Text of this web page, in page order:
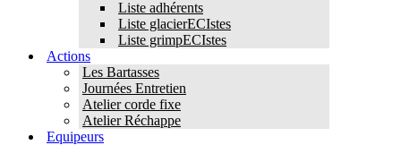
Liste adhérents
Liste glacierECIstes
Liste grimpECIstes
Actions
Les Bartasses
Journées Entretien
Atelier corde fixe
Atelier Réchappe
Equipeurs